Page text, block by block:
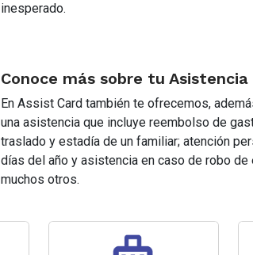
inesperado.
Conoce más sobre tu Asistencia
En Assist Card también te ofrecemos,
una asistencia que incluye reembolso de
traslado y estadía de un familiar; atención
días del año y asistencia en caso de robo
muchos otros.